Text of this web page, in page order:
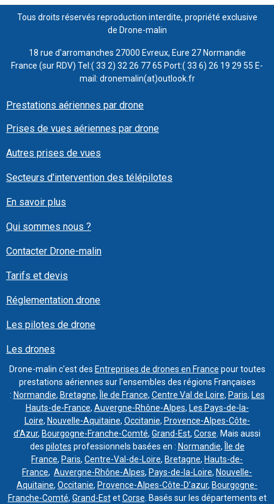
Tous droits réservés reproduction interdite, propriété exclusive
de Drone-malin
18 rue d'arromanches 27000 Evreux, Eure 27 Normandie
France (sur RDV) Tel:( 33 2) 32 26 77 65 Port:( 33 6) 26 19 29 55 E-
mail: dronemalin(at)outlook.fr
Prestations aériennes par drone
Prises de vues aériennes par drone
Autres prises de vues
Secteurs d'intervention des télépilotes
En savoir plus
Qui sommes nous ?
Contacter Drone-malin
Tarifs et devis
Réglementation drone
Les pilotes de drone
Les drones
Drone-malin c'est des Entreprises de drones en France pour toutes
prestations aériennes sur l'ensembles des régions Françaises
: Normandie, Bretagne, Île de France, Centre Val de Loire, Paris, Les
Hauts-de-France, Auvergne-Rhône-Alpes, Les Pays-de-la-
Loire, Nouvelle-Aquitaine, Occitanie, Provence-Alpes-Côte-
d’Azur, Bourgogne-Franche-Comté, Grand-Est, Corse. Mais aussi
des pilotes professionnels basées en : Normandie,
Île de
France, Paris, Centre-Val-de-Loire, Bretagne, Hauts-de-
France, Auvergne-Rhône-Alpes, Pays-de-la-Loire, Nouvelle-
Aquitaine, Occitanie, Provence-Alpes-Côte-D’azur, Bourgogne-
Franche-Comté, Grand-EstetCorse. Basés sur les départements et